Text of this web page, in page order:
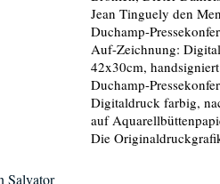
Jean Tinguely den
Duchamp-
Auf-Zeichnung:
42x30cm,
Duchamp-
Digitaldruck farbig,
auf
Die
Salvator